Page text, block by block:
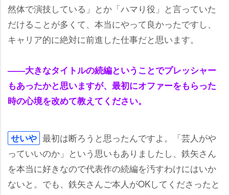
然体で演技している」とか「ハマり役」と言っていた
だけることが多くて、本当にやって良かったですし、
キャリア的に絶対に前進した仕事だと思います。
――大きなタイトルの続編ということでプレッシャー
もあったかと思いますが、最初にオファーをもらった
時の心境を改めて教えてください。
せい 最初は断ろうと思ったんですよ。「芸人が
っていいのか」という思いもありましたし、鉄矢さん
を本当に好きなので代表作の続編を汚すわけにはいか
ないと。でも、鉄矢さんご本人がOKしてくださったと